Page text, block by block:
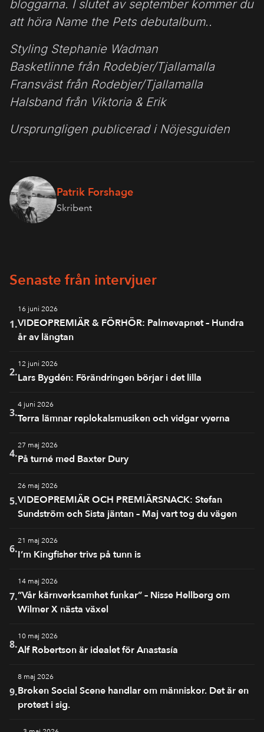
bloggarna. I slutet av september kommer du
att höra Name the Pets debutalbum..
Styling Stephanie Wadman
Basketlinne från Rodebjer/Tjallamalla
Fransväst från Rodebjer/Tjallamalla
Halsband från Viktoria & Erik
Ursprungligen publicerad i Nöjesguiden
Patrik Forshage
Skribent
Senaste från intervjuer
1.
16 juni 2026
VIDEOPREMIÄR & FÖRHÖR: Palmevapnet – Hundra
år av längtan
2.
12 juni 2026
Lars Bygdén: Förändringen börjar i det lilla
3.
4 juni 2026
Terra lämnar replokalsmusiken och vidgar vyerna
4.
27 maj 2026
På turné med Baxter Dury
5.
26 maj 2026
VIDEOPREMIÄR OCH PREMIÄRSNACK: Stefan
Sundström och Sista jäntan – Maj vart tog du vägen
6.
21 maj 2026
I’m Kingfisher trivs på tunn is
7.
14 maj 2026
”Vår kärnverksamhet funkar” – Nisse Hellberg om
Wilmer X nästa växel
8.
10 maj 2026
Alf Robertson är idealet för Anastasía
9.
8 maj 2026
Broken Social Scene handlar om människor. Det är en
protest i sig.